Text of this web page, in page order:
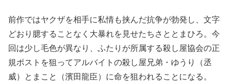
前作ではヤクザを相手に私情も挟んだ抗争が勃発し、文字
どおり臆することなく大暴れを見せたちさととまひろ。今
回は少し毛色が異なり、ふたりが所属する殺し屋協会の正
規ポストを狙ってアルバイトの殺し屋兄弟・ゆうり（丞
威）とまこと（濱田龍臣）に命を狙われることになる。